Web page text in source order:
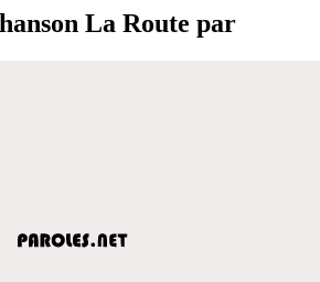
La Route par